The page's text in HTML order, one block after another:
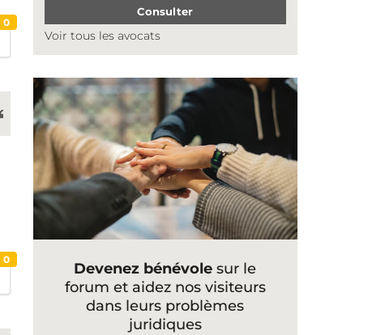
0
0
Consulter
Voir tous les avocats
Devenez bénévole sur le
forum et aidez nos visiteurs
dans leurs problèmes
juridiques